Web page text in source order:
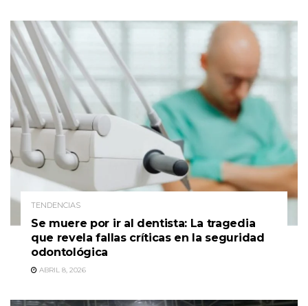
TENDENCIAS
Se muere por ir al dentista: La tragedia
que revela fallas críticas en la seguridad
odontológica
ABRIL 8, 2026